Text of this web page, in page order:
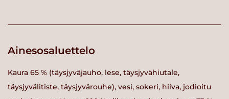
Ainesosaluettelo
Kaura 65 % (täysjyväjauho, lese, täysjyvähiutale,
täysjyvälitiste, täysjyvärouhe), vesi, sokeri, hiiva, jodioitu